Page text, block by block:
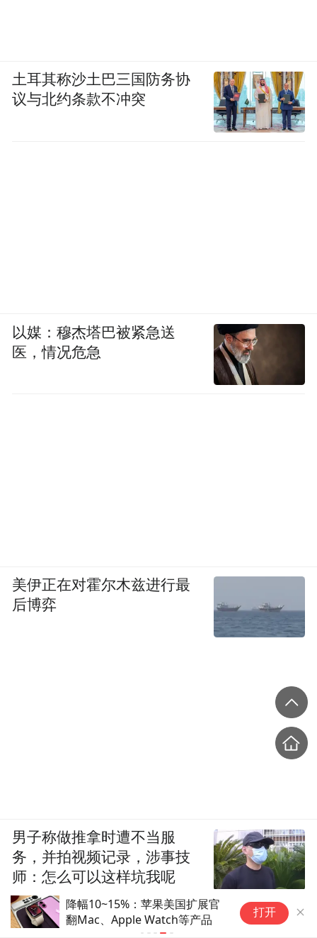
降幅10~15%：苹果美国扩展官
翻Mac、Apple Watch等产品
打开
土耳其称沙土巴三国防务协
议与北约条款不冲突
以媒：穆杰塔巴被紧急送
医，情况危急
美伊正在对霍尔木兹进行最
后博弈
男子称做推拿时遭不当服
务，并拍视频记录，涉事技
师：怎么可以这样坑我呢
锦观新闻